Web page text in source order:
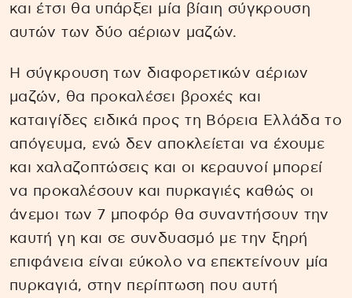
και έτσι θα υπάρξει μία βίαιη σύγκρουση
αυτών των δύο αέριων μαζών.
Η σύγκρουση των διαφορετικών αέριων
μαζών, θα προκαλέσει βροχές και
καταιγίδες ειδικά προς τη Βόρεια Ελλάδα το
απόγευμα, ενώ δεν αποκλείεται να έχουμε
και χαλαζοπτώσεις και οι κεραυνοί μπορεί
να προκαλέσουν και πυρκαγιές καθώς οι
άνεμοι των 7 μποφόρ θα συναντήσουν την
καυτή γη και σε συνδυασμό με την ξηρή
επιφάνεια είναι εύκολο να επεκτείνουν μία
πυρκαγιά, στην περίπτωση που αυτή